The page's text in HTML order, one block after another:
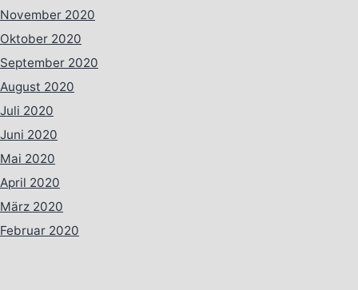
November 2020
Oktober 2020
September 2020
August 2020
Juli 2020
Juni 2020
Mai 2020
April 2020
März 2020
Februar 2020